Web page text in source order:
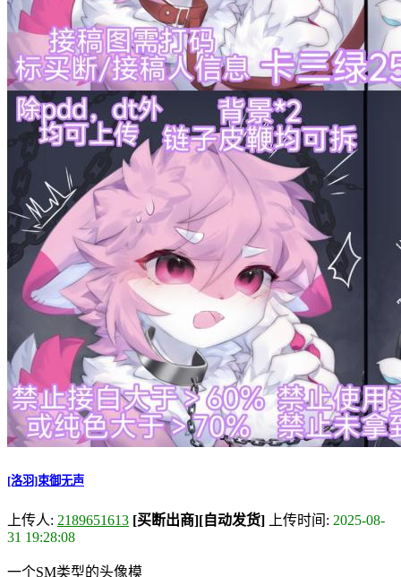
[洛羽]束御无声
上传人: 2189651613 [买断出商][自动发货] 上传时间: 2025-08-
31 19:28:08
一个SM类型的头像模